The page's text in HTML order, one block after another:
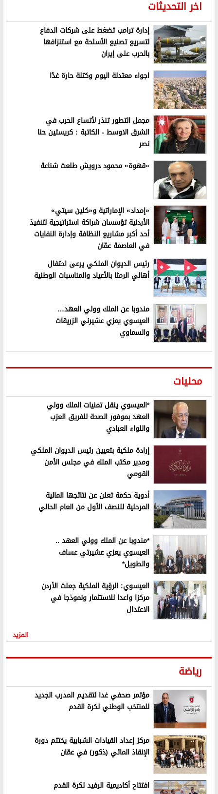
اخر التحديثات
إدارة ترامب تضغط على شركات الدفاع
لتسريع تصنيع الأسلحة مع استنزافها
بالحرب على إيران
اجواء معتدلة اليوم وكتلة حارة غدًا
مجمل التطور تنذر لأتساع الحرب في
الشرق الاوسط - الكاتبة : كريستين حنا
نصر
«قهوة» محمود درويش طلعت شناعة
«إمداد» الإماراتية و«كلين سيتي»
الأردنية تؤسسان شراكة استراتيجية لتنفيذ
أحد أكبر مشاريع النظافة وإدارة النفايات
في العاصمة عمّان
رئيس الديوان الملكي يرعى احتفال
أهالي الرمثا بالأعياد والمناسبات الوطنية
مندوبا عن الملك وولي العهد…
العيسوي يعزي عشيرني الزريقات
والسماوي
محليات
*العيسوي ينقل تمنيات الملك وولي
العهد بموفور الصحة للفريق العزب
واللواء العبادي
إرادة ملكية بتعيين رئيس الديوان الملكي
ومدير مكتب الملك في مجلس الأمن
القومي
أدوية حكمة تعلن عن نتائجها المالية
المرحلية للنصف الأول من العام الحالي
*مندوبا عن الملك وولي العهد ..
العيسوي يعزي عشيرتي عساف
والطويل*
العيسوي: الرؤية الملكية جعلت الأردن
مركزا واعدا للاستثمار ونموذجا في
الاعتدال
المزيد
رياضة
مؤتمر صحفي غدا لتقديم المدرب الجديد
للمنتخب الوطني لكرة القدم
مركز إعداد القيادات الشبابية يختتم دورة
الإنقاذ المائي (ذكور) في عمّان
افتتاح أكاديمية الرفيد لكرة القدم